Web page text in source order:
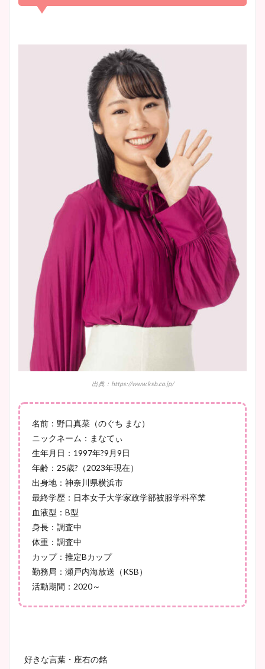
池谷実悠アナのメガネ画像が
かわいい！カップや水着姿も
清水麻椰アナのかわいい画
像！身長やカップ、同期や
wikiプロフもチェック！
大家彩香アナのかわいいカッ
プ画像まとめ！同期や実家に
wikiプロフも！
安藤萌々アナのカップ画像や
ニット衣装まとめ！美足の筋
肉も凄い！
鈴木唯の太ってた時の体重が
ヤバすぎww原因や痩せたダ
イエット方は？昔と現在を画
豊島実季アナのカップ画像ま
宇賀神メグアナのニット画像
まとめ！足も美脚でカップも
凄い！
池谷実悠アナのメガネ画像が
かわいい！カップや水着姿も
出典：https://www.ksb.co.jp/
名前：野口真菜（のぐち まな）
ニックネーム：まなてぃ
生年月日：1997年?9月9日
年齢：25歳?（2023年現在）
出身地：神奈川県横浜市
最終学歴：日本女子大学家政学部被服学科卒業
血液型：B型
身長：調査中
体重：調査中
カップ：推定Bカップ
勤務局：瀬戸内海放送（KSB）
活動期間：2020～
好きな言葉・座右の銘